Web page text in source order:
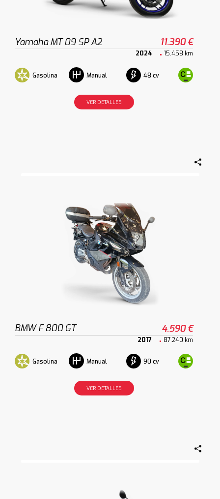
Yamaha MT 09 SP A2 11.390 €
2024 15.458 km
Gasolina Manual 48 cv
VER DETALLES
BMW F 800 GT 4.590 €
2017 87.240 km
Gasolina Manual 90 cv
VER DETALLES